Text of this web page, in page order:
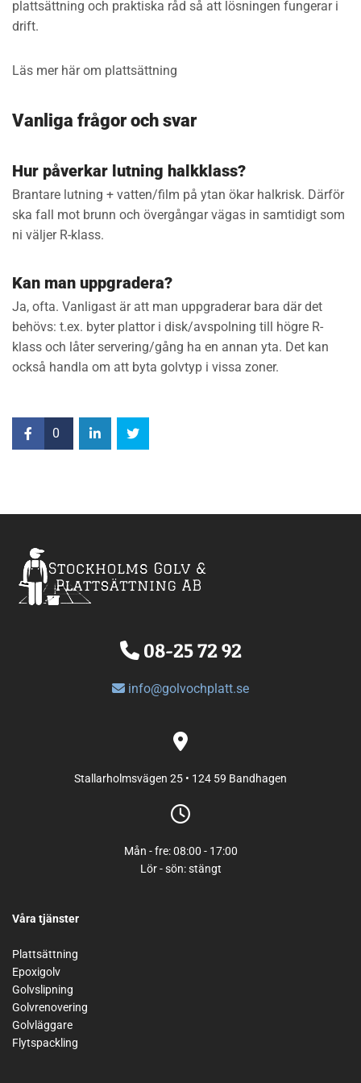
plattsättning och praktiska råd så att lösningen fungerar i
drift.
Läs mer här om plattsättning
Vanliga frågor och svar
Hur påverkar lutning halkklass?
Brantare lutning + vatten/film på ytan ökar halkrisk. Därför
ska fall mot brunn och övergångar vägas in samtidigt som
ni väljer R-klass.
Kan man uppgradera?
Ja, ofta. Vanligast är att man uppgraderar bara där det
behövs: t.ex. byter plattor i disk/avspolning till högre R-
klass och låter servering/gång ha en annan yta. Det kan
också handla om att byta golvtyp i vissa zoner.
0
 08-25 72 92
 info@golvochplatt.se

Stallarholmsvägen 25 • 124 59 Bandhagen

Mån - fre: 08:00 - 17:00
Lör - sön: stängt
Våra tjänster
Plattsättning
Epoxigolv
Golvslipning
Golvrenovering
Golvläggare
Flytspackling